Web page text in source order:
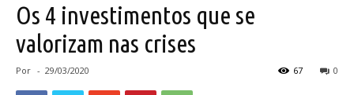
Os 4 investimentos que se
valorizam nas crises
Por - 29/03/2020 0
67